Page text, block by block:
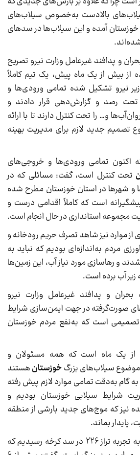
بالادست به‌خصوص سیلاب‌های
خوزستان آمده و این سیلاب‌ها در سدهای
و پدافند غیرعامل وزارت نیرو تصریح
از بیش از یک ماه پیش، یک تیم کاملاً
نیرو تشکیل شده تمامی ورودی‌ها و
رصد و گزارش‌دهی قرار دادند و
و… را تحت کنترل دارند تا با ارائه
تصمیم جدید لازم برای مدیریت بهینه
اکنون تمامی ورودی‌ها و خروجی‌های
تحت کنترل است، گفت: مسائلی که در
شهرها در استان خوزستان مطرح شده
است که کاملاً اقدامی درست و
مجموعه استانداری در حال انجام است.
از موارد نیز شاهد تصرف حریم رودخانه و
مردم به‌اندازه‌ای بودیم که نباید به
و رهاسازی مورد نیاز آب، این زمین‌ها
زیر آب برده است.
و پدافند غیرعامل وزارت نیرو
صورت‌گرفته در جهت ایمن‌سازی شرایط
است که به‌نفع مردم خوزستان
یک ماه است که همه مسئولان و
سیلاب‌های بزرگخوزستانهستند
گام به‌دقت تمامی موارد لازم پیش رفته
شرایط سیلابی خوزستان بودیم و
نیز که موج‌های جدید بارشی از منطقه
پایدار بماند.
جعفرزاده با ابراز اینکه به تجربه تراز 226 در سد کرخه رسیدیم که